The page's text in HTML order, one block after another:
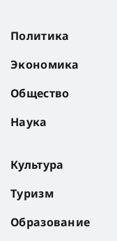
Политика
Экономика
Общество
Наука
Культура
Туризм
Образование